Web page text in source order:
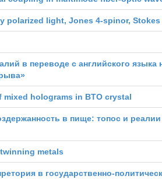
polarized light, Jones 4-spinor,
в переводе с английского языка
holograms in BTO crystal
в пище: топос и
metals
в государственно-